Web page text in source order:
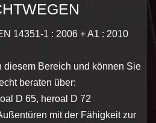
14351-1 : 2006 + A1 : 2010
diesem Bereich und können Sie
beraten über:
D 65, heroal D 72
mit der Fähigkeit zur